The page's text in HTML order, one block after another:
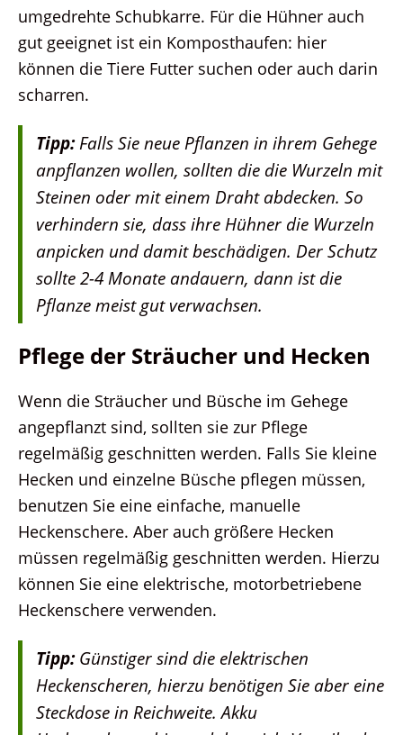
umgedrehte Schubkarre. Für die Hühner auch
gut geeignet ist ein Komposthaufen: hier
können die Tiere Futter suchen oder auch darin
scharren.
Tipp:Falls Sie neue Pflanzen in ihrem Gehege
anpflanzen wollen, sollten die die Wurzeln mit
Steinen oder mit einem Draht abdecken. So
verhindern sie, dass ihre Hühner die Wurzeln
anpicken und damit beschädigen. Der Schutz
sollte 2-4 Monate andauern, dann ist die
Pflanze meist gut verwachsen.
Pflege der Sträucher und Hecken
Wenn die Sträucher und Büsche im Gehege
angepflanzt sind, sollten sie zur Pflege
regelmäßig geschnitten werden. Falls Sie kleine
Hecken und einzelne Büsche pflegen müssen,
benutzen Sie eine einfache, manuelle
Heckenschere. Aber auch größere Hecken
müssen regelmäßig geschnitten werden. Hierzu
können Sie eine elektrische, motorbetriebene
Heckenschere verwenden.
Tipp:Günstiger sind die elektrischen
Heckenscheren, hierzu benötigen Sie aber eine
Steckdose in Reichweite. Akku